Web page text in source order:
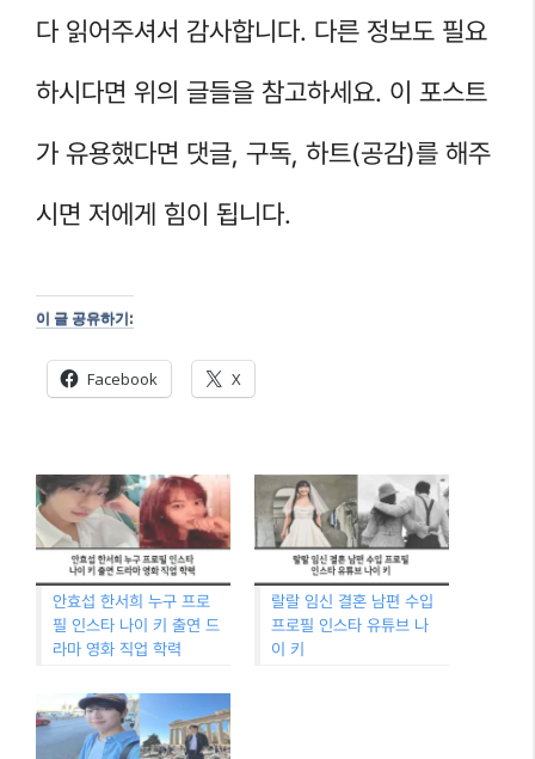
다 읽어주셔서 감사합니다. 다른 정보도 필요
하시다면 위의 글들을 참고하세요. 이 포스트
가 유용했다면 댓글, 구독, 하트(공감)를 해주
시면 저에게 힘이 됩니다.
이 글 공유하기:
Facebook X
안효섭 한서희 누구 프로
필 인스타 나이 키 출연 드
라마 영화 직업 학력
랄랄 임신 결혼 남편 수입
프로필 인스타 유튜브 나
이 키